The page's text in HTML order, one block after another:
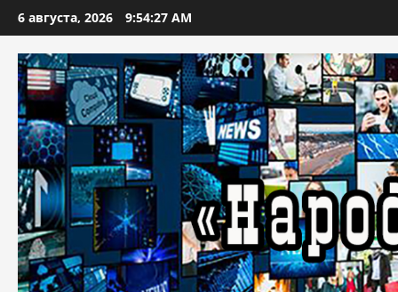
Перейти
к
содержимому
6 августа, 2026 9:54:28 AM